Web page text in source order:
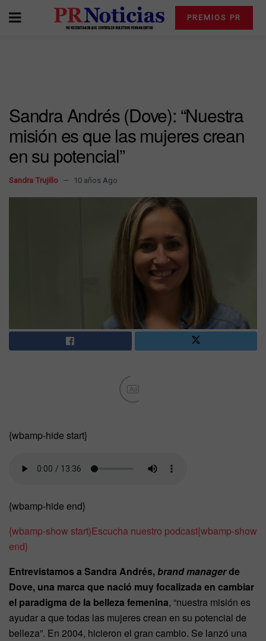
PREMIOS PR
Sandra Andrés (Dove): “Nuestra
misión es que las mujeres crean
en su potencial”
Sandra Trujillo 10 años Ago
Ad
{wbamp-hide start}
{wbamp-hide end}
{wbamp-show start}Escucha nuestro podcast{wbamp-show
end}
Entrevistamos a Sandra Andrés,brand managerde
Dove, una marca que nació muy focalizada en cambiar
el paradigma de la belleza femenina, “nuestra misión es
ayudar a que todas las mujeres crean en su potencial de
belleza”. En 2004, hicieron el gran cambio. Se lanzó una